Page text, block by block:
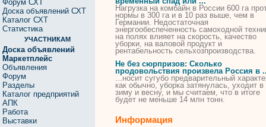
Форум СХТ
Доска объявлений СХТ
Каталог СХТ
Статистика
УЧАСТНИКАМ
Доска объявлений
Маркетплейс
Объявления
Форум
Разделы
Каталог предприятий
АПК
Работа
Выставки
Нагрузка на комбайн в России 600 га
нормы в 300 га и в 10 раз выше, чем в
Германии. Недостаточная
энергообеспеченность самоходной
на полях влияет на скорость, качество
уборки, на валовой продукт и
рентабельность сельхозпроизводства.
Не без сюрпризов: Сколько
продовольствия произвела Россия в
...носит сугубо предварительный
как обычно, уборка затянулась, уходит в
зиму и весну, и мы считаем, что в итоге
будет не меньше 14 млн тонн.
Информация